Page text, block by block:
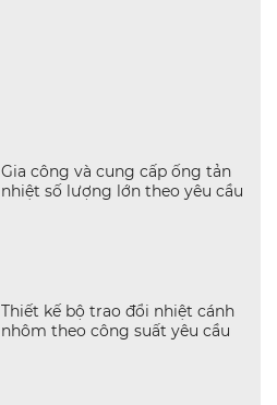
Gia công và cung cấp ống tản
nhiệt số lượng lớn theo yêu cầu
Thiết kế bộ trao đổi nhiệt cánh
nhôm theo công suất yêu cầu